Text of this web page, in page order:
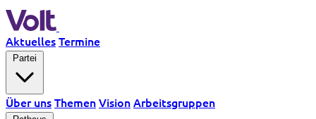
AktuellesTermine
Über unsThemenVisionArbeitsgruppen